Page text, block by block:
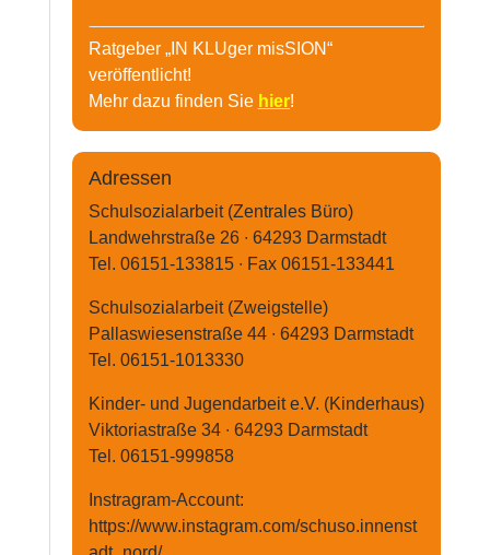
Ratgeber „IN KLUger misSION“
veröffentlicht!
Mehr dazu finden Sie hier!
Adressen
Schulsozialarbeit (Zentrales Büro)
Landwehrstraße 26 ∙ 64293 Darmstadt
Tel. 06151-133815 ∙ Fax 06151-133441
Schulsozialarbeit (Zweigstelle)
Pallaswiesenstraße 44 ∙ 64293 Darmstadt
Tel. 06151-1013330
Kinder- und Jugendarbeit e.V. (Kinderhaus)
Viktoriastraße 34 ∙ 64293 Darmstadt
Tel. 06151-999858
Instragram-Account:
https://www.instagram.com/schuso.innenst